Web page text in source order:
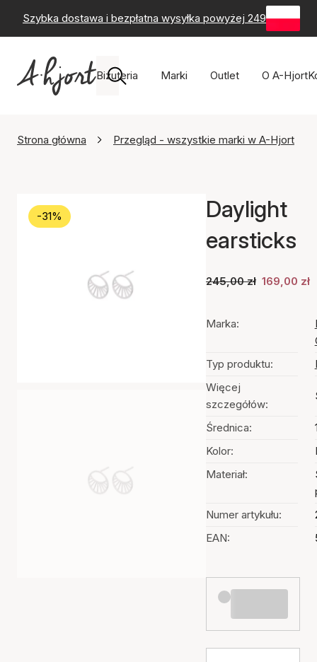
Szybka dostawa i bezpłatna wysyłka powyżej 249 zł -
Biżuteria Marki Outlet O A-Hjort
Strona główna Przegląd - wszystkie marki w A-Hjort
-31%
Daylight
earsticks
245,00 zł 169,00 zł
Marka:
Typ produktu:
Więcej
szczegółów:
Średnica:
Kolor:
Materiał:
Numer artykułu:
EAN: